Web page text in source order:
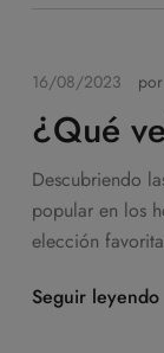
16/08/2023 por
¿Qué
Descubriendo
popular en los
elección
Seguir leyendo